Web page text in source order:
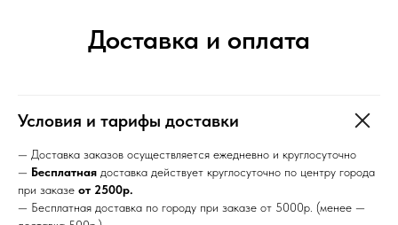
— Доставка заказов осуществляется ежедневно и круглосуточно
—Бесплатная доставка действует круглосуточно по центру города
— Бесплатная доставка по городу при заказе от 5000р. (менее —
доставка 500р.)
— Бесплатная доставка в отдалённые районы (6-10км) от 7500р.
(менее — доставка 700р.)